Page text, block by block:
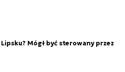
Mógł być sterowany przez